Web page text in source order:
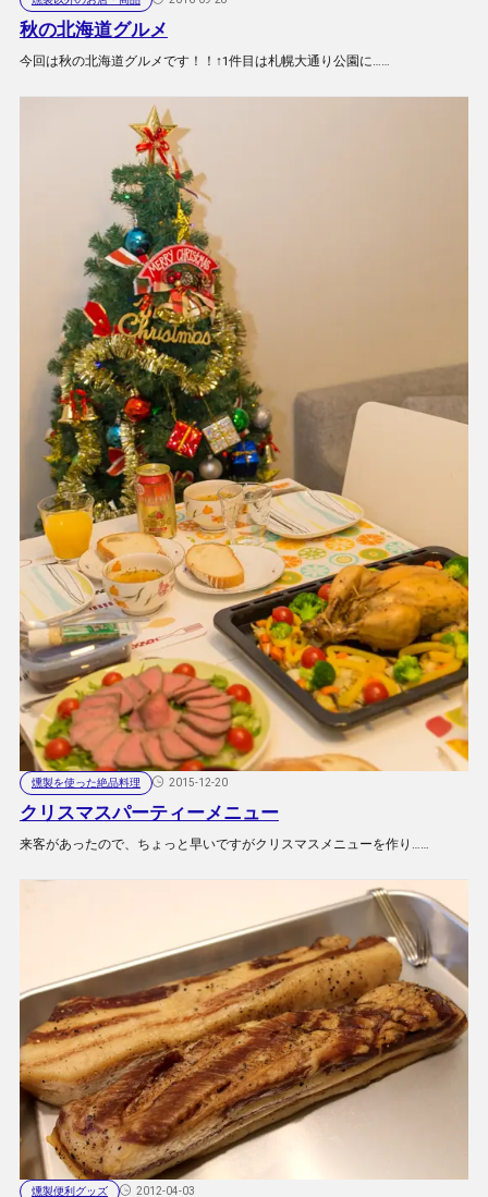
秋の北海道グルメ
今回は秋の北海道グルメです！！↑1件目は札幌大通り公園に……
燻製を使った絶品料理 2015-12-20
クリスマスパーティーメニュー
来客があったので、ちょっと早いですがクリスマスメニューを作り……
燻製便利グッズ 2012-04-03